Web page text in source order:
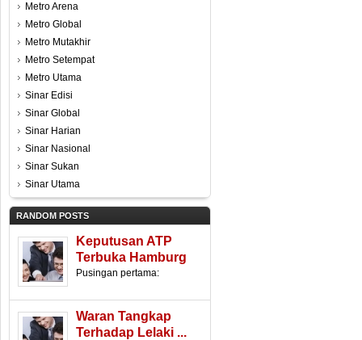
Metro Arena
Metro Global
Metro Mutakhir
Metro Setempat
Metro Utama
Sinar Edisi
Sinar Global
Sinar Harian
Sinar Nasional
Sinar Sukan
Sinar Utama
RANDOM POSTS
Keputusan ATP
Terbuka Hamburg
Pusingan pertama:
Waran Tangkap
Terhadap Lelaki ...